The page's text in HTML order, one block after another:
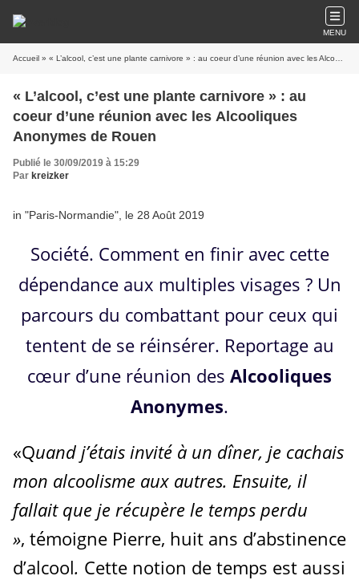
MENU
Accueil » « L’alcool, c’est une plante carnivore » : au coeur d’une réunion avec les Alcooliques Anonymes de Rouen
« L’alcool, c’est une plante carnivore » : au
coeur d’une réunion avec les Alcooliques
Anonymes de Rouen
Publié le 30/09/2019 à 15:29
Par kreizker
in "Paris-Normandie", le 28 Août 2019
Société. Comment en finir avec cette
dépendance aux multiples visages ? Un
parcours du combattant pour ceux qui
tentent de se réinsérer. Reportage au
cœur d’une réunion des Alcooliques
Anonymes.
«Quand j’étais invité à un dîner, je cachais
mon alcoolisme aux autres. Ensuite, il
fallait que je récupère le temps perdu
», témoigne Pierre, huit ans d’abstinence
d’alcool. Cette notion de temps est aussi